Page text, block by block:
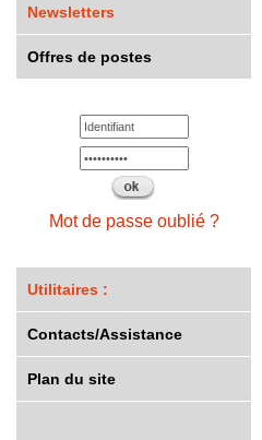
Newsletters
Offres de postes
Mot de passe oublié ?
Utilitaires :
Contacts/Assistance
Plan du site